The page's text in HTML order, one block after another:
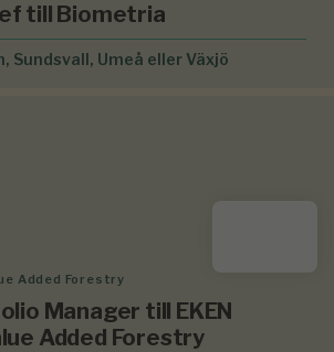
till Biometria
Sundsvall, Umeå eller Växjö
Added Forestry
Manager till EKEN
Added Forestry